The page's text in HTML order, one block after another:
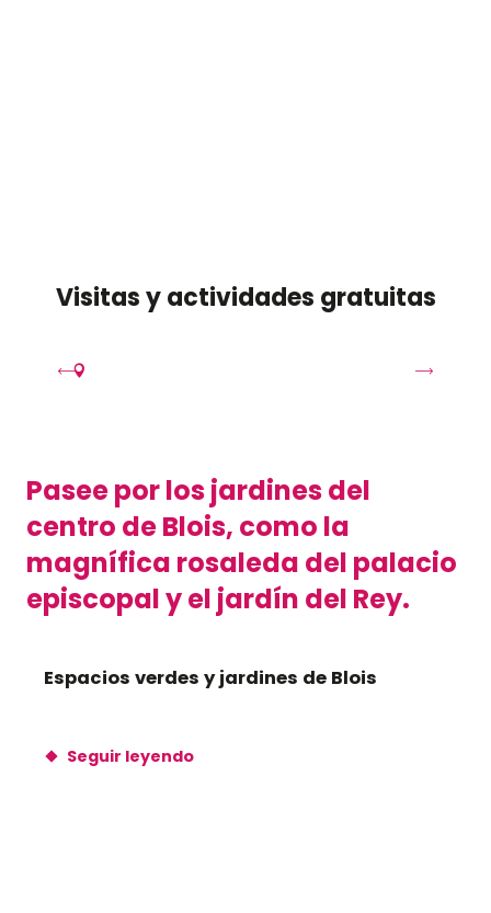
Visitas y actividades gratuitas
Pasee por los jardines del
centro de Blois, como la
magnífica rosaleda del palacio
episcopal y el jardín del Rey.
Espacios verdes y jardines de Blois
Seguir leyendo